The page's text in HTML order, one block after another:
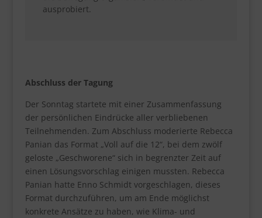
ausprobiert.
Abschluss der Tagung
Der Sonntag startete mit einer Zusammenfassung
der persönlichen Eindrücke aller verbliebenen
Teilnehmenden. Zum Abschluss moderierte Rebecca
Panian das Format „Voll auf die 12“, bei dem zwölf
geloste „Geschworene“ sich in begrenzter Zeit auf
einen Lösungsvorschlag einigen mussten. Rebecca
Panian hatte Enno Schmidt vorgeschlagen, dieses
Format durchzuführen, um am Ende möglichst
konkrete Ansätze zu haben, wie Klima- und